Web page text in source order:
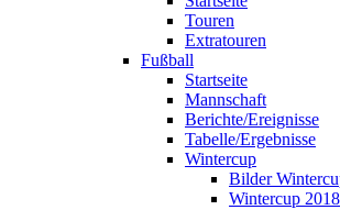
Touren
Extratouren
Fußball
Startseite
Mannschaft
Berichte/Ereignisse
Tabelle/Ergebnisse
Wintercup
Bilder
Wintercup 2018